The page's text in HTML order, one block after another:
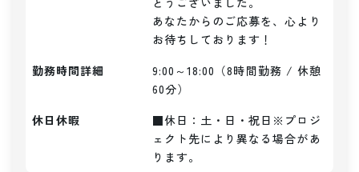
あなたからのご応募を、心より
お待ちしております！
勤務時間詳細
9:00～18:00（8時間勤務 / 休憩
60分）
休日休暇
■休日：土・日・祝日※プロジ
ェクト先により異なる場合があ
ります。